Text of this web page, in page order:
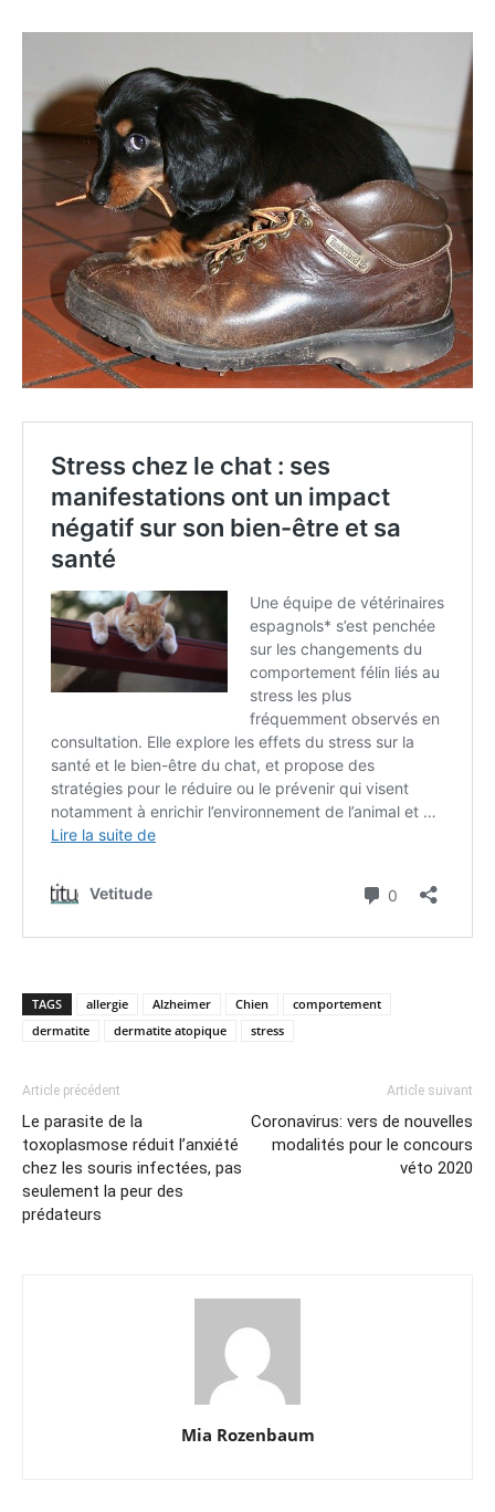
TAGS allergie Alzheimer Chien
comportement
dermatite
dermatite atopique stress
Article précédent
Le parasite de la
toxoplasmose réduit l’anxiété
chez les souris infectées, pas
seulement la peur des
prédateurs
Article suivant
Coronavirus: vers de nouvelles
modalités pour le concours
véto 2020
Mia Rozenbaum